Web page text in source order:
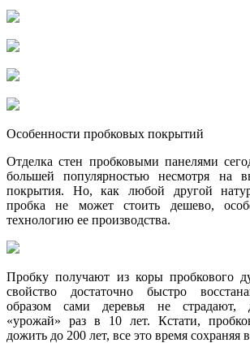
Особенности пробковых покрытий
Отделка стен пробковыми панелями
большей популярностью несмотря на
покрытия. Но, как любой другой
пробка не может стоить дешево,
технологию ее производства.
Пробку получают из коры пробкового
свойство достаточно быстро
образом сами деревья не страдают,
«урожай» раз в 10 лет. Кстати,
дожить до 200 лет, все это время сохраняя